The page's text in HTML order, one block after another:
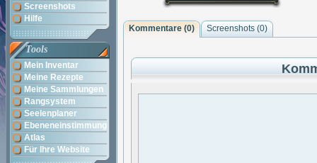
Screenshots
Hilfe
Tools
Mein Inventar
Meine Rezepte
Meine Sammlungen
Rangsystem
Seelenplaner
Ebeneneinstimmung
Atlas
Für Ihre Website
Kommentare (0) Screenshots (0)